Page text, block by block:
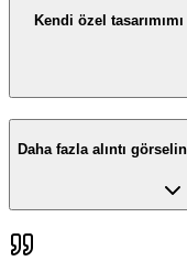
Kendi özel
Daha fazla alıntı